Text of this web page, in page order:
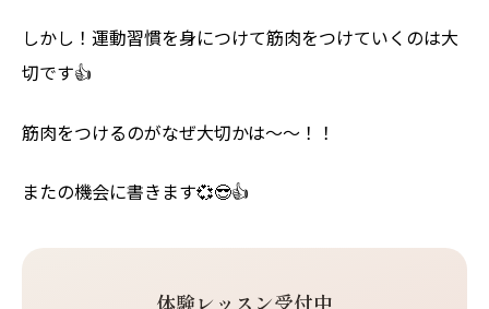
しかし！運動習慣を身につけて筋肉をつけていくのは大
切です👍
筋肉をつけるのがなぜ大切かは〜〜！！
またの機会に書きます💞😎👍
体験レッスン受付中